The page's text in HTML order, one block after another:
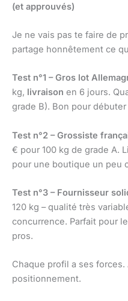
(et approuvés)
Je ne vais pas te faire de
partage honnêtement ce
Test n°1 – Gros lot
kg, livraison en 6 jours.
grade B). Bon pour
Test n°2 – Grossiste
€ pour 100 kg de grade A.
pour une boutique un peu
Test n°3 – Fournisseur
120 kg – qualité très
concurrence. Parfait pour
pros.
Chaque profil a ses
positionnement.